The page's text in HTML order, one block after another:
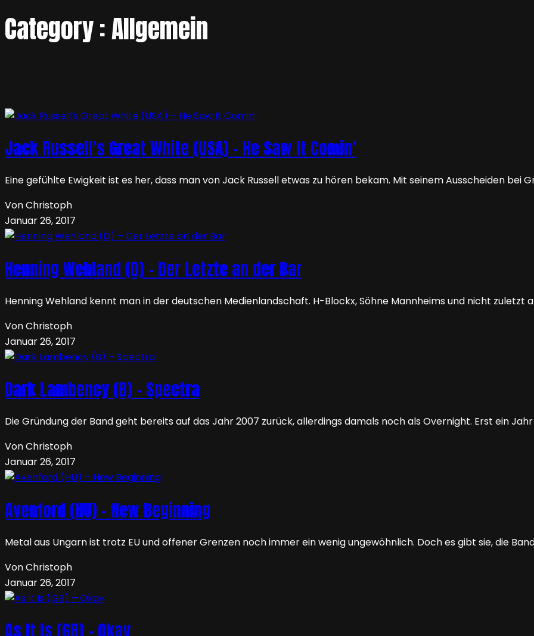
Category : Allgemein
Jack Russell’s Great White (USA) – He Saw It Comin’
Eine gefühlte Ewigkeit ist es her, dass man von Jack Russell etwas zu hören bekam. Mit seinem Ausscheiden bei
Von Christoph
Januar 26, 2017
Henning Wehland (D) – Der Letzte an der Bar
Henning Wehland kennt man in der deutschen Medienlandschaft. H-Blockx, Söhne Mannheims und nicht zuletzt
Von Christoph
Januar 26, 2017
Dark Lambency (B) – Spectra
Die Gründung der Band geht bereits auf das Jahr 2007 zurück, allerdings damals noch als Overnight. Erst ein
Von Christoph
Januar 26, 2017
Avenford (HU) – New Beginning
Metal aus Ungarn ist trotz EU und offener Grenzen noch immer ein wenig ungewöhnlich. Doch es gibt sie, die
Von Christoph
Januar 26, 2017
As It Is (GB) – Okay